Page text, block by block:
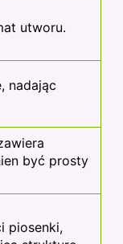
utworu.
nadając
być prosty
piosenki,